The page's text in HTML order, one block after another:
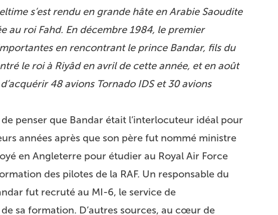
s’est rendu en grande hâte en Arabie Saoudite
au roi Fahd. En décembre 1984, le premier
en rencontrant le prince Bandar, fils du
le roi à Riyâd en avril de cette année, et en août
48 avions Tornado IDS et 30 avions
penser que Bandar était l’interlocuteur idéal pour
années après que son père fut nommé ministre
en Angleterre pour étudier au Royal Air Force
des pilotes de la RAF. Un responsable du
fut recruté au MI-6, le service de
sa formation. D’autres sources, au cœur de